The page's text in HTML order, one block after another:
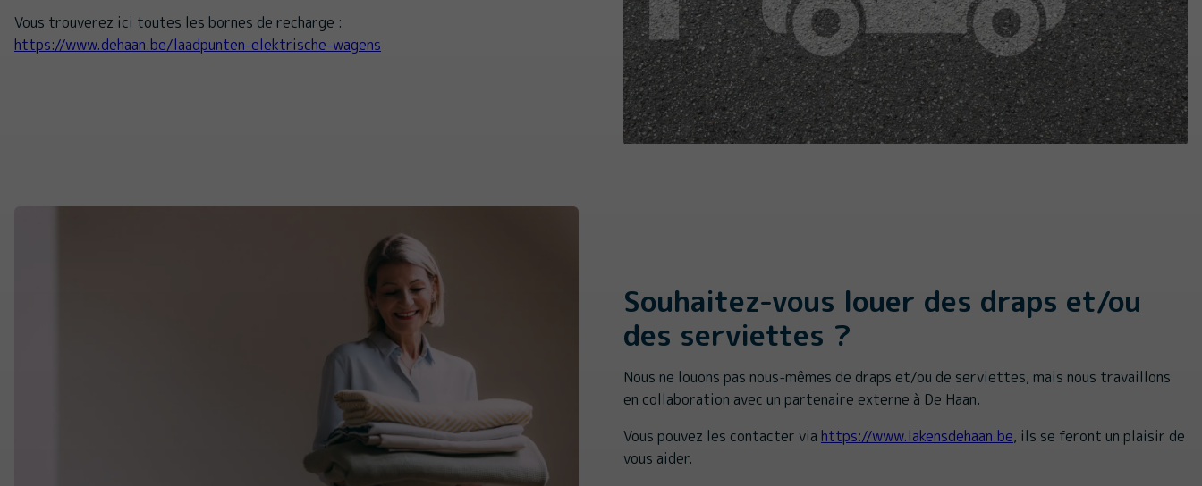
Vous trouverez ici toutes les bornes de recharge :
https://www.dehaan.be/laadpunten-elektrische-wagens
Souhaitez-vous louer des draps et/ou
des serviettes ?
Nous ne louons pas nous-mêmes de draps et/ou de serviettes, mais nous travaillons
en collaboration avec un partenaire externe à De Haan.
Vous pouvez les contacter via https://www.lakensdehaan.be, ils se feront un plaisir de
vous aider.